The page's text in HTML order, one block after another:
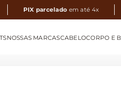
PIX parcelado em até 4x
NOSSAS MARCASCABELOCORPO E